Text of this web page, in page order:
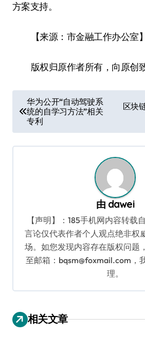
方案支持。
【来源：市金融工作办公室】
版权归原作者所有，向原创
章
导
航
华为公开“自动驾驶系
统的自学习方法”相关
专利
区块
由 dawei
【声明】：185手机网内容转载
言论仅代表作者个人观点绝非权
场。如您发现内容存在版权问题
至邮箱：bqsm@foxmail.com，
理。
相关文章